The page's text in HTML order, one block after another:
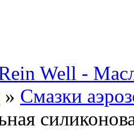
Well -
» Смазки